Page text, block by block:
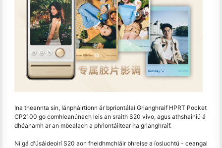
Ina theannta sin, lánpháirtíonn ár bpriontálaí Grianghraif HPRT Pocket
CP2100 go comhleanúnach leis an sraith S20 vivo, agus athshainiú á
dhéanamh ar an mbealach a phriontáiltear na grianghraif.
Ní gá d'úsáideoirí S20 aon fheidhmchláir bhreise a íosluchtú - ceangal